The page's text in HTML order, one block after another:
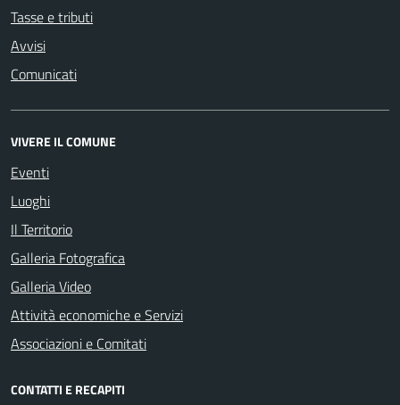
Tasse e tributi
Avvisi
Comunicati
VIVERE IL COMUNE
Eventi
Luoghi
Il Territorio
Galleria Fotografica
Galleria Video
Attività economiche e Servizi
Associazioni e Comitati
CONTATTI E RECAPITI